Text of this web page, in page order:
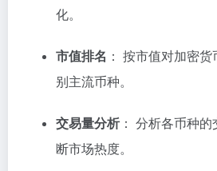
化。
市值排名 ： 按市值对加密货
别主流币种。
交易量分析 ： 分析各币种的
断市场热度。